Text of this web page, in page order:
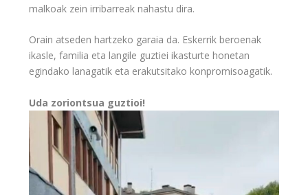
malkoak zein irribarreak nahastu dira.
Orain atseden hartzeko garaia da. Eskerrik beroenak
ikasle, familia eta langile guztiei ikasturte honetan
egindako lanagatik eta erakutsitako konpromisoagatik.
Uda zoriontsua guztioi!